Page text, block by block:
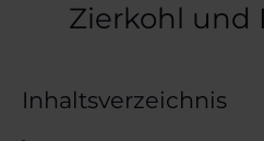
Zierkohl und
Inhaltsverzeichnis